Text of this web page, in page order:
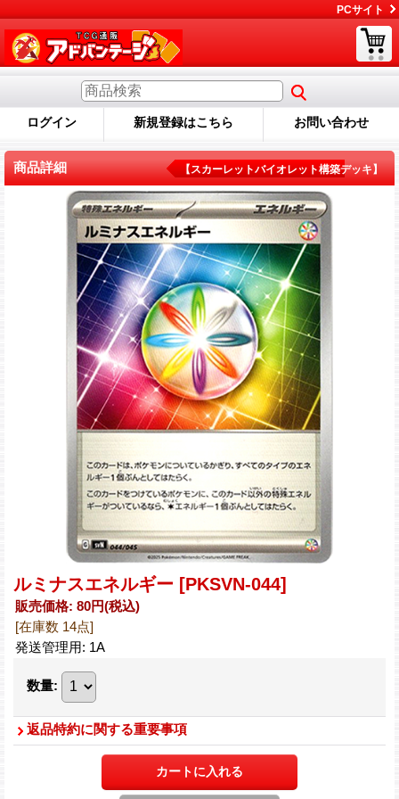
PCサイト
ログイン 新規登録はこちら お問い合わせ
商品詳細 【スカーレットバイオレット構築デッキ】
ルミナスエネルギー [PKSVN-044]
販売価格: 80円(税込)
[在庫数 14点]
発送管理用: 1A
数量:
返品特約に関する重要事項